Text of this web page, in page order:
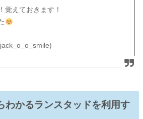
覚えておきます！
わかるランスタッドを利用す